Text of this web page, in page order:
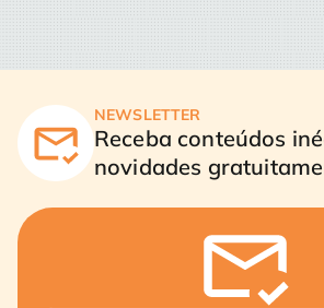
NEWSLETTER
Receba conteúdos
novidades